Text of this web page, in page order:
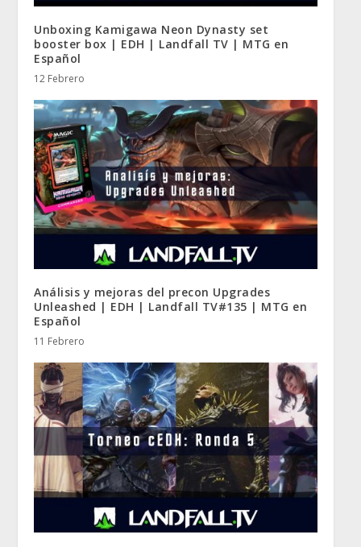
Unboxing Kamigawa Neon Dynasty set
booster box | EDH | Landfall TV | MTG en
Español
12 Febrero
Análisis y mejoras del precon Upgrades
Unleashed | EDH | Landfall TV#135 | MTG en
Español
11 Febrero